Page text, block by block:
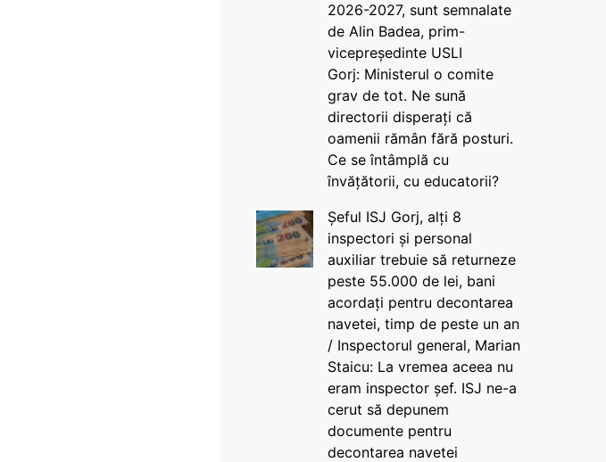
2026-2027, sunt semnalate
de Alin Badea, prim-
vicepreședinte USLI
Gorj: Ministerul o comite
grav de tot. Ne sună
directorii disperați că
oamenii rămân fără posturi.
Ce se întâmplă cu
învățătorii, cu educatorii?
Șeful ISJ Gorj, alți 8
inspectori și personal
auxiliar trebuie să returneze
peste 55.000 de lei, bani
acordați pentru decontarea
navetei, timp de peste un an
/ Inspectorul general, Marian
Staicu: La vremea aceea nu
eram inspector șef. ISJ ne-a
cerut să depunem
documente pentru
decontarea navetei